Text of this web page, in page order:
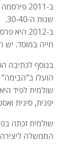
ב-2011
שנות ה-30-40.
ב-2012
חייה במוסד. יש
בנוסף לכתיבה
הועלו ב”הבימה”
שולמית לפיד
יפנית, סינית
שולמית זכתה
הממשלה ליצירה. ב-2005 הוענק לה תואר אזרחית כבוד של